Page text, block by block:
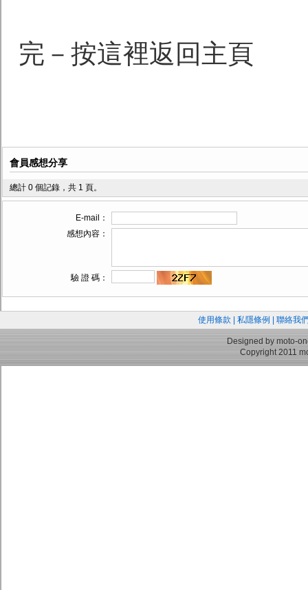
完－按這裡返回主頁
會員感想分享
總計 0 個記錄，共 1 頁。
E-mail：
感想內容：
驗 證 碼：
使用條款 私隱條例 聯絡我
Designed by moto-
Copyright 2011